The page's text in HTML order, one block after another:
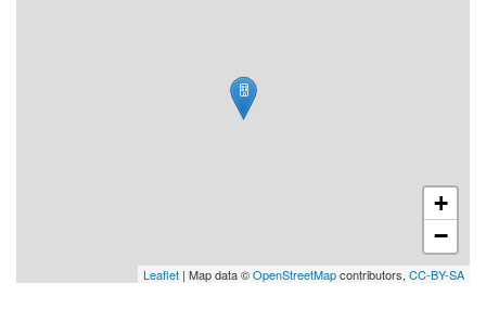
+
−
Leaflet | Map data ©OpenStreetMapcontributors, CC-BY-SA